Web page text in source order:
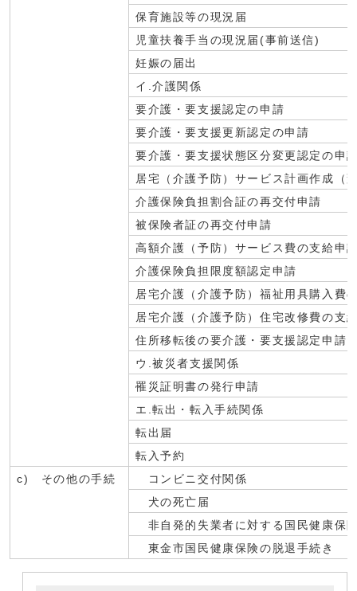
保育施設等の現況届
児童扶養手当の現況届(事前送信)
妊娠の届出
イ.介護関係
要介護・要支援認定の申請
要介護・要支援更新認定の申請
要介護・要支援状態区分変更認定の申
居宅（介護予防）サービス計画作成（
介護保険負担割合証の再交付申請
被保険者証の再交付申請
高額介護（予防）サービス費の支給申
介護保険負担限度額認定申請
居宅介護（介護予防）福祉用具購入費
居宅介護（介護予防）住宅改修費の支
住所移転後の要介護・要支援認定申請
ウ.被災者支援関係
罹災証明書の発行申請
エ.転出・転入手続関係
転出届
転入予約
c) その他の手続
コンビニ交付関係
犬の死亡届
非自発的失業者に対する国民健康保
東金市国民健康保険の脱退手続き